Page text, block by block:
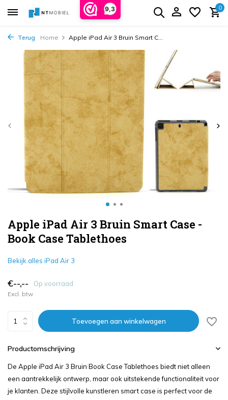
9,3 0
Terug Home Apple iPad Air 3 Bruin Smart C...
Apple iPad Air 3 Bruin Smart Case -
Book Case Tablethoes
Bekijk alles iPad Air 3
€--,-- Op voorraad
Excl. btw
Toevoegen aan winkelwagen
Productomschrijving
De Apple iPad Air 3 Bruin Book Case Tablethoes biedt niet alleen
een aantrekkelijk ontwerp, maar ook uitstekende functionaliteit voor
je klanten. Deze stijlvolle kunstleren smart case is perfect voor de